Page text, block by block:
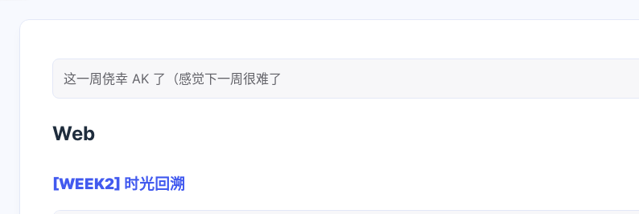
这一周侥幸 AK 了（感觉下一周很难了
Web
[WEEK2] 时光回溯